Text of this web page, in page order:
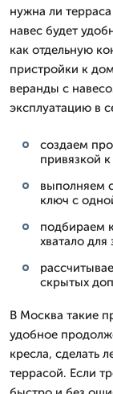
нужна ли
навес будет
как отдельную
пристройки к
веранды с
эксплуатацию в
создаем
привязкой
выполняем
ключ с
подбираем
хватало
скрытых
В Москва такие
удобное
кресла, сделать
террасой. Если